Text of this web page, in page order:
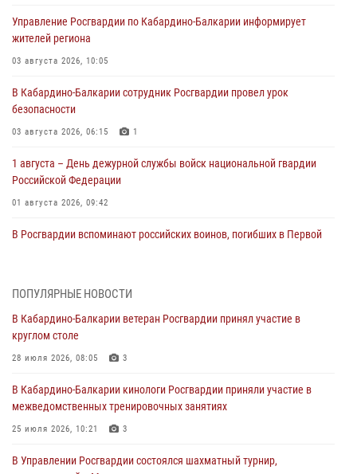
Управление Росгвардии по Кабардино-Балкарии информирует
жителей региона
03 августа 2026, 10:05
В Кабардино‑Балкарии сотрудник Росгвардии провел урок
безопасности
03 августа 2026, 06:15 1
1 августа – День дежурной службы войск национальной гвардии
Российской Федерации
01 августа 2026, 09:42
В Росгвардии вспоминают российских воинов, погибших в Первой
поздравил специалистов подразделений тыла с профессиональным
праздником
01 августа 2026, 00:10
Росгвардия обеспечивает безопасность граждан на южном
направлении
31 июля 2026, 09:22
Состоялась рабочая встреча директора Росгвардии Героя России
ПОПУЛЯРНЫЕ НОВОСТИ
В Кабардино-Балкарии ветеран Росгвардии принял участие в
круглом столе
28 июля 2026, 08:05 3
В Кабардино-Балкарии кинологи Росгвардии приняли участие в
межведомственных тренировочных занятиях
25 июля 2026, 10:21 3
В Управлении Росгвардии состоялся шахматный турнир,